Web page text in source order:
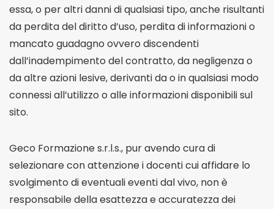
essa, o per altri danni di qualsiasi tipo, anche risultanti
da perdita del diritto d’uso, perdita di informazioni o
mancato guadagno ovvero discendenti
dall’inadempimento del contratto, da negligenza o
da altre azioni lesive, derivanti da o in qualsiasi modo
connessi all’utilizzo o alle informazioni disponibili sul
sito.
Geco Formazione s.r.l.s., pur avendo cura di
selezionare con attenzione i docenti cui affidare lo
svolgimento di eventuali eventi dal vivo, non è
responsabile della esattezza e accuratezza dei